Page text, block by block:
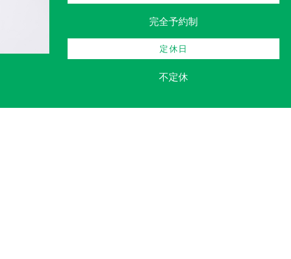
完全予約制
定休日
不定休